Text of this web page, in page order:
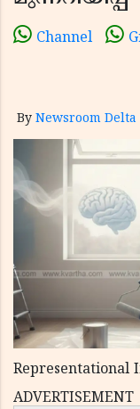
Channel
By Newsroom Delta
Representational
ADVERTISEMENT